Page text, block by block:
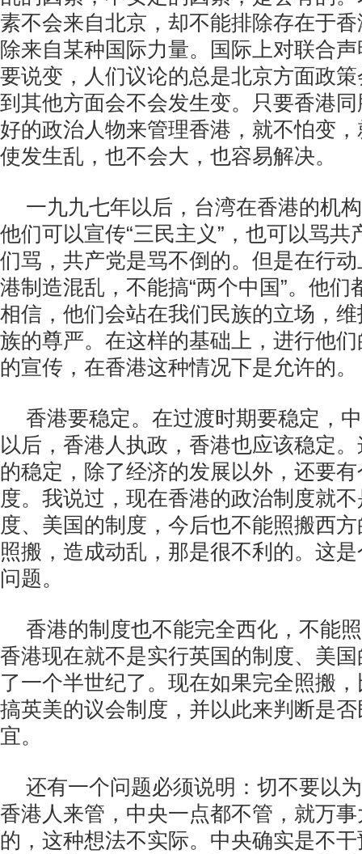
素不会来自北京，却不能排除存在于
除来自某种国际力量。国际上对联合
要说变，人们议论的总是北京方面政
到其他方面会不会发生变。只要香港
好的政治人物来管理香港，就不怕变
使发生乱，也不会大，也容易解决。
一九九七年以后，台湾在香港的机
他们可以宣传“三民主义”，也可以骂共
们骂，共产党是骂不倒的。但是在行
港制造混乱，不能搞“两个中国”。他们
相信，他们会站在我们民族的立场，
族的尊严。在这样的基础上，进行他
的宣传，在香港这种情况下是允许的。
香港要稳定。在过渡时期要稳定，
以后，香港人执政，香港也应该稳定
的稳定，除了经济的发展以外，还要
度。我说过，现在香港的政治制度就
度、美国的制度，今后也不能照搬西
照搬，造成动乱，那是很不利的。这
问题。
香港的制度也不能完全西化，不能
香港现在就不是实行英国的制度、美
了一个半世纪了。现在如果完全照搬
搞英美的议会制度，并以此来判断是
宜。
还有一个问题必须说明：切不要以
香港人来管，中央一点都不管，就万
的，这种想法不实际。中央确实是不